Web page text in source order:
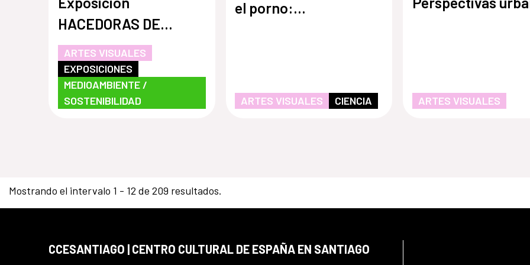
HACEDORAS DE
MUNDOS. Prácticas
artísticas y activistas
en la Cuenca del
Aconcagua
ARTES VISUALES
EXPOSICIONES
MEDIOAMBIENTE /
SOSTENIBILIDAD
el porno:
ARTES VISUALES CIENCIA ARTES VISUALES
Mostrando el intervalo 1 - 12 de 209 resultados.
CCESANTIAGO | CENTRO CULTURAL DE ESPAÑA EN SANTIAGO